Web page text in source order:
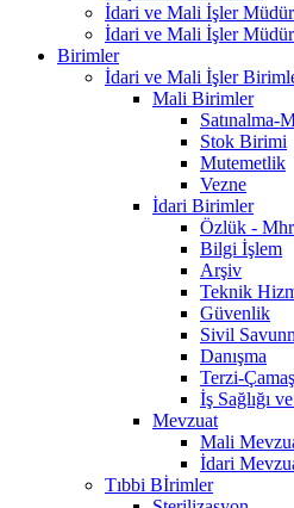
İdari ve Mali İşler
İdari ve Mali İşler Müdür
Birimler
İdari ve Mali İşler
Mali Birimler
Satınalma-
Stok Birimi
Mutemetlik
Vezne
İdari Birimler
Özlük -
Bilgi İşlem
Arşiv
Teknik
Güvenlik
Sivil
Danışma
Terzi-
İş Sağlığı
Mevzuat
Mali
İdari
Tıbbi Bİrimler